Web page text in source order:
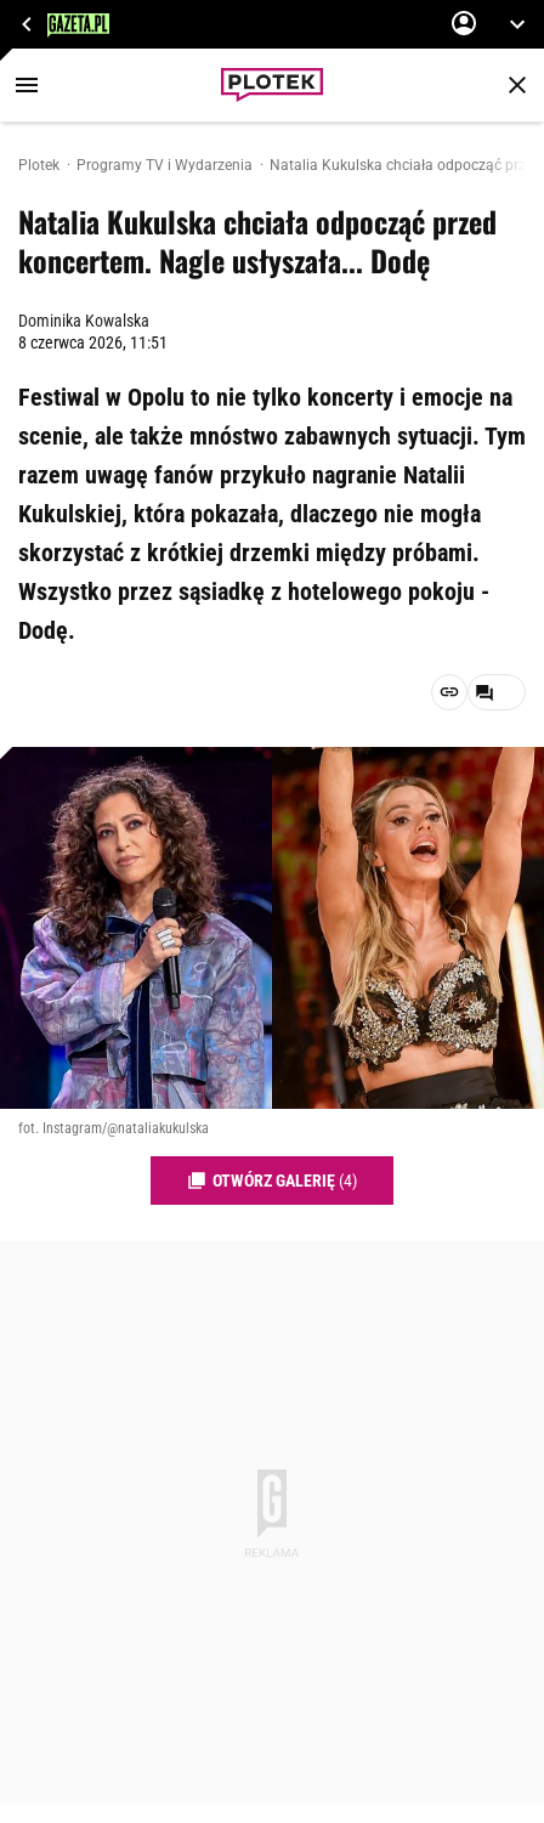
Plotek Programy TV i Wydarzenia Natalia Kukulska chciała odpocząć
Natalia Kukulska chciała odpocząć przed
koncertem. Nagle usłyszała... Dodę
Dominika Kowalska
8 czerwca 2026, 11:51
Festiwal w Opolu to nie tylko koncerty i emocje na
scenie, ale także mnóstwo zabawnych sytuacji. Tym
razem uwagę fanów przykuło nagranie Natalii
Kukulskiej, która pokazała, dlaczego nie mogła
skorzystać z krótkiej drzemki między próbami.
Wszystko przez sąsiadkę z hotelowego pokoju -
Dodę.
fot. Instagram/@nataliakukulska
OTWÓRZ GALERIĘ (4)